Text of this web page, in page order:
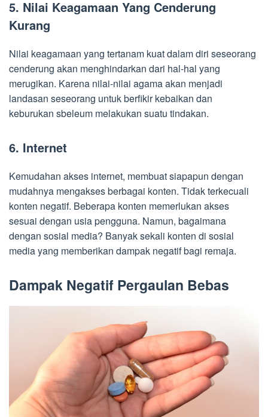
5. Nilai Keagamaan Yang Cenderung
Kurang
Nilai keagamaan yang tertanam kuat dalam diri seseorang
cenderung akan menghindarkan dari hal-hal yang
merugikan. Karena nilai-nilai agama akan menjadi
landasan seseorang untuk berfikir kebaikan dan
keburukan sbeleum melakukan suatu tindakan.
6. Internet
Kemudahan akses internet, membuat siapapun dengan
mudahnya mengakses berbagai konten. Tidak terkecuali
konten negatif. Beberapa konten memerlukan akses
sesuai dengan usia pengguna. Namun, bagaimana
dengan sosial media? Banyak sekali konten di sosial
media yang memberikan dampak negatif bagi remaja.
Dampak Negatif Pergaulan Bebas